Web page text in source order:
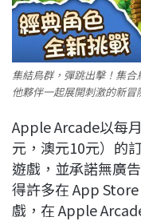
集結鳥群，彈跳出擊！集
他夥伴一起展開刺激的新
Apple Arcade以每
元，澳元10元）的
遊戲，並承諾無廣
得許多在 App
戲，在 Apple